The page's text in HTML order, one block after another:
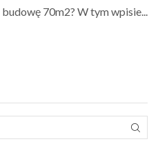
70m2? W tym wpisie...